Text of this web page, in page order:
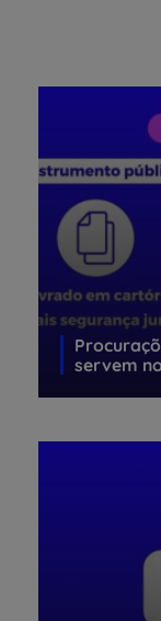
servem